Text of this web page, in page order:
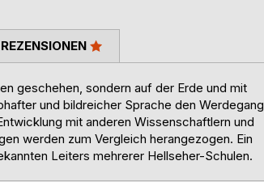
geschehen, sondern auf der Erde und mit
und bildreicher Sprache den Werdegang
mit anderen Wissenschaftlern und
werden zum Vergleich herangezogen. Ein
Leiters mehrerer Hellseher-Schulen.
REZENSIONEN